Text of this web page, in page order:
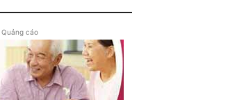
Quảng cáo